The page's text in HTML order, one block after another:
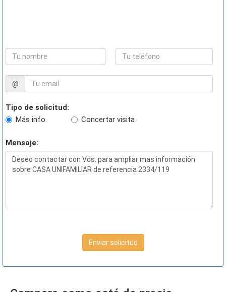
@
Tipo de solicitud:
Más info.
Concertar visita
Mensaje:
Enviar solicitud